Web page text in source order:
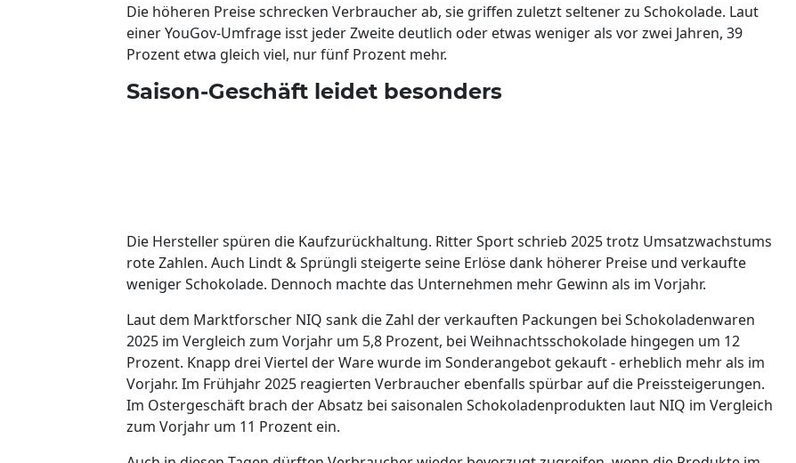
Die höheren Preise schrecken Verbraucher ab, sie griffen zuletzt seltener zu Schokolade. Laut
einer YouGov-Umfrage isst jeder Zweite deutlich oder etwas weniger als vor zwei Jahren, 39
Prozent etwa gleich viel, nur fünf Prozent mehr.
Saison-Geschäft leidet besonders
Die Hersteller spüren die Kaufzurückhaltung. Ritter Sport schrieb 2025 trotz Umsatzwachstums
rote Zahlen. Auch Lindt & Sprüngli steigerte seine Erlöse dank höherer Preise und verkaufte
weniger Schokolade. Dennoch machte das Unternehmen mehr Gewinn als im Vorjahr.
Laut dem Marktforscher NIQ sank die Zahl der verkauften Packungen bei Schokoladenwaren
2025 im Vergleich zum Vorjahr um 5,8 Prozent, bei Weihnachtsschokolade hingegen um 12
Prozent. Knapp drei Viertel der Ware wurde im Sonderangebot gekauft - erheblich mehr als im
Vorjahr. Im Frühjahr 2025 reagierten Verbraucher ebenfalls spürbar auf die Preissteigerungen.
Im Ostergeschäft brach der Absatz bei saisonalen Schokoladenprodukten laut NIQ im Vergleich
zum Vorjahr um 11 Prozent ein.